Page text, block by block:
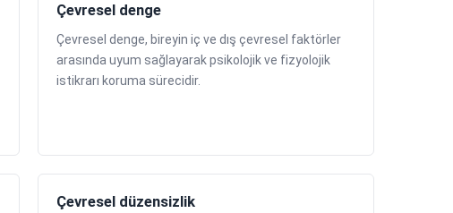
Çevresel denge
Çevresel denge, bireyin iç ve dış çevresel faktörler
arasında uyum sağlayarak psikolojik ve fizyolojik
istikrarı koruma sürecidir.
Çevresel düzensizlik